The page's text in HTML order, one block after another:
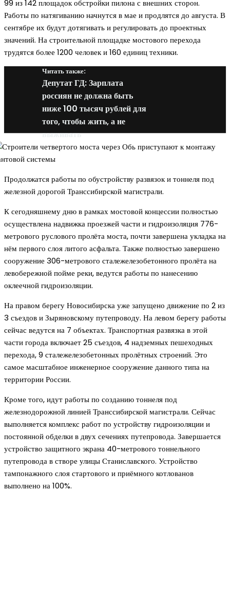
99 из 142 площадок обстройки пилона с внешних сторон.
Работы по натягиванию начнутся в мае и продлятся до августа. В
сентябре их будут дотягивать и регулировать до проектных
значений. На строительной площадке мостового перехода
трудятся более 1200 человек и 160 единиц техники.
Читать также:
Депутат ГД: Зарплата
россиян не должна быть
ниже 100 тысяч рублей для
того, чтобы жить, а не
выживать
Продолжатся работы по обустройству развязок и тоннеля под
железной дорогой Транссибирской магистрали.
К сегодняшнему дню в рамках мостовой концессии полностью
осуществлена надвижка проезжей части и гидроизоляция 776-
метрового руслового пролёта моста, почти завершена укладка на
нём первого слоя литого асфальта. Также полностью завершено
сооружение 306-метрового сталежелезобетонного пролёта на
левобережной пойме реки, ведутся работы по нанесению
оклеечной гидроизоляции.
На правом берегу Новосибирска уже запущено движение по 2 из
3 съездов и Зыряновскому путепроводу. На левом берегу работы
сейчас ведутся на 7 объектах. Транспортная развязка в этой
части города включает 25 съездов, 4 надземных пешеходных
перехода, 9 сталежелезобетонных пролётных строений. Это
самое масштабное инженерное сооружение данного типа на
территории России.
Кроме того, идут работы по созданию тоннеля под
железнодорожной линией Транссибирской магистрали. Сейчас
выполняется комплекс работ по устройству гидроизоляции и
постоянной обделки в двух сечениях путепровода. Завершается
устройство защитного экрана 40-метрового тоннельного
путепровода в створе улицы Станиславского. Устройство
тампонажного слоя стартового и приёмного котлованов
выполнено на 100%.